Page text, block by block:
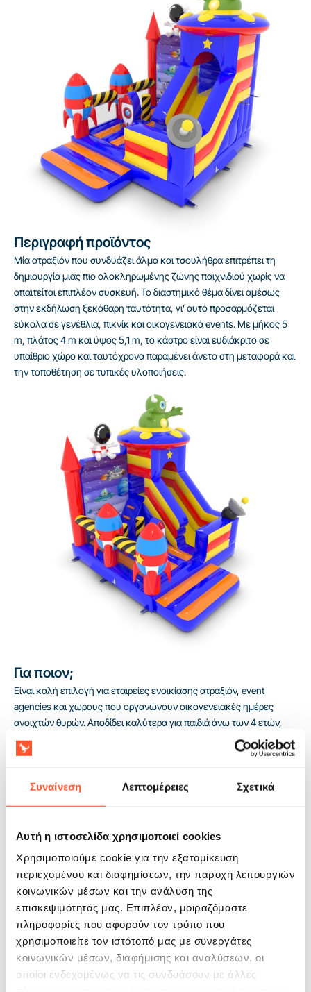
Συναίνεση Λεπτομέρειες Σχετικά
Αυτή η ιστοσελίδα χρησιμοποιεί cookies
Χρησιμοποιούμε cookie για την εξατομίκευση
περιεχομένου και διαφημίσεων, την παροχή λειτουργιών
κοινωνικών μέσων και την ανάλυση της
επισκεψιμότητάς μας. Επιπλέον, μοιραζόμαστε
πληροφορίες που αφορούν τον τρόπο που
χρησιμοποιείτε τον ιστότοπό μας με συνεργάτες
κοινωνικών μέσων, διαφήμισης και αναλύσεων, οι
οποίοι ενδεχομένως να τις συνδυάσουν με άλλες
Περιγραφή προϊόντος
Μία ατραξιόν που συνδυάζει άλμα και τσουλήθρα επιτρέπει τη
δημιουργία μιας πιο ολοκληρωμένης ζώνης παιχνιδιού χωρίς να
απαιτείται επιπλέον συσκευή. Το διαστημικό θέμα δίνει αμέσως
στην εκδήλωση ξεκάθαρη ταυτότητα, γι’ αυτό προσαρμόζεται
εύκολα σε γενέθλια, πικνίκ και οικογενειακά events. Με μήκος 5
m, πλάτος 4 m και ύψος 5,1 m, το κάστρο είναι ευδιάκριτο σε
υπαίθριο χώρο και ταυτόχρονα παραμένει άνετο στη μεταφορά και
την τοποθέτηση σε τυπικές υλοποιήσεις.
Για ποιον;
Είναι καλή επιλογή για εταιρείες ενοικίασης ατραξιόν, event
agencies και χώρους που οργανώνουν οικογενειακές ημέρες
ανοιχτών θυρών. Αποδίδει καλύτερα για παιδιά άνω των 4 ετών,
ιδιαίτερα εκεί όπου μετρά η απλή λειτουργία και μία ατραξιόν με
ξεκάθαρους κανόνες παιχνιδιού. Η συμμόρφωση με το πρότυπο
EN14960 διευκολύνει τη συμμετοχή σε σχολικές, δημοτικές και
εταιρικές εκδηλώσεις, όπου η τεκμηρίωση απαιτείται από τον